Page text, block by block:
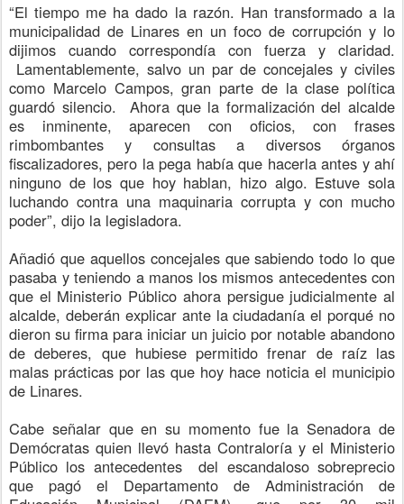
“El tiempo me ha dado la razón. Han transformado a la
municipalidad de Linares en un foco de corrupción y lo
dijimos cuando correspondía con fuerza y claridad.
Lamentablemente, salvo un par de concejales y civiles
como Marcelo Campos, gran parte de la clase política
guardó silencio. Ahora que la formalización del alcalde
es inminente, aparecen con oficios, con frases
rimbombantes y consultas a diversos órganos
fiscalizadores, pero la pega había que hacerla antes y ahí
ninguno de los que hoy hablan, hizo algo. Estuve sola
luchando contra una maquinaria corrupta y con mucho
poder”, dijo la legisladora.
Añadió que aquellos concejales que sabiendo todo lo que
pasaba y teniendo a manos los mismos antecedentes con
que el Ministerio Público ahora persigue judicialmente al
alcalde, deberán explicar ante la ciudadaníael porqué no
dieron su firma para iniciar un juicio por notable abandono
de deberes, que hubiese permitido frenar de raíz las
malas prácticas por las que hoy hace noticia el municipio
de Linares.
Cabe señalar que en su momento fue la Senadora de
Demócratas quien llevó hasta Contraloría y el Ministerio
Público los antecedentes del escandaloso sobreprecio
que pagó el Departamento de Administración de